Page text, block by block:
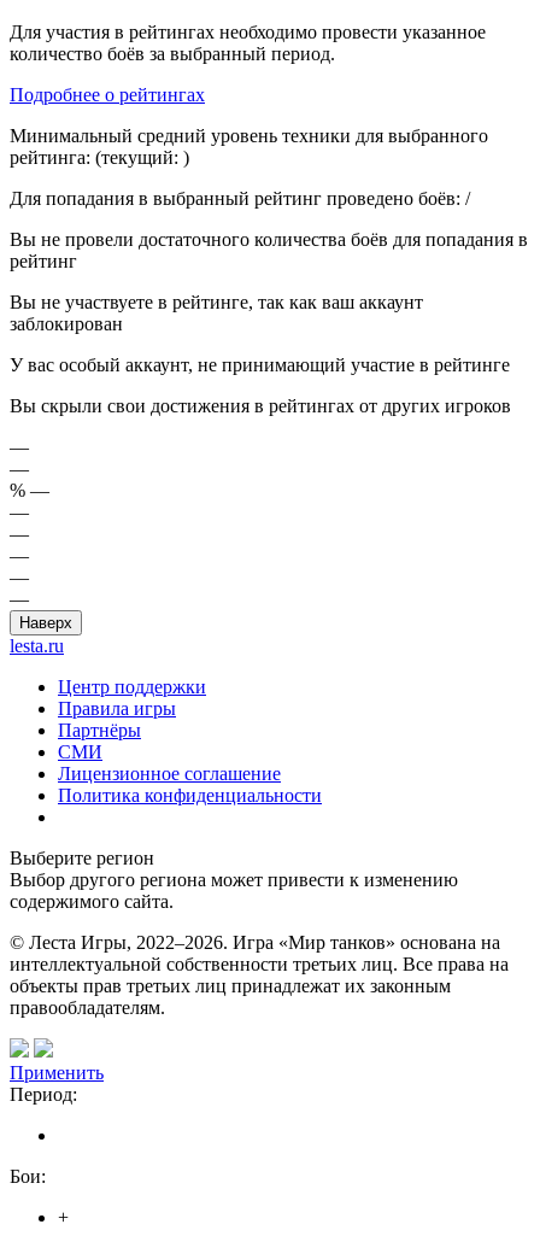
Для участия в рейтингах необходимо провести указанное
количество боёв за выбранный период.
Подробнее о рейтингах
Минимальный средний уровень техники для выбранного
рейтинга: (текущий: )
Для попадания в выбранный рейтинг проведено боёв: /
Вы не провели достаточного количества боёв для попадания в
рейтинг
Вы не участвуете в рейтинге, так как ваш аккаунт
заблокирован
У вас особый аккаунт, не принимающий участие в рейтинге
Вы скрыли свои достижения в рейтингах от других игроков
—
—
% —
—
—
—
—
—
Наверх
lesta.ru
Центр поддержки
Правила игры
Партнёры
СМИ
Лицензионное соглашение
Политика конфиденциальности
Выберите регион
Выбор другого региона может привести к изменению
содержимого сайта.
© Леста Игры, 2022–2026. Игра «Мир танков» основана на
интеллектуальной собственности третьих лиц. Все права на
объекты прав третьих лиц принадлежат их законным
правообладателям.
Применить
Период:
Бои:
+